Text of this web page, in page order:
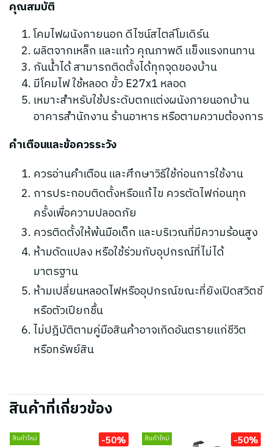
คุณสมบัติ
โคมไฟผนังภายนอก ดีไซน์สไตล์โมเดิร์น
ผลิตจากเหล็ก และแก้ว คุณภาพดี แข็งแรงทนทาน
กันน้ำได้ สามารถติดตั้งได้ทุกจุดของบ้าน
มีโคมไฟ ใช้หลอด ขั้ว E27x1 หลอด
เหมาะสำหรับใช้ประดับตกแต่งผนังภายนอกบ้าน
อาคารสำนักงาน ร้านอาหาร หรือตามความต้องการ
คำเตือนและข้อควรระวัง
ควรอ่านคำเตือน และศึกษาวิธีใช้ก่อนการใช้งาน
การประกอบติดตั้งหรือแก้ไข ควรตัดไฟก่อนทุก
ครั้งเพื่อความปลอดภัย
ควรติดตั้งให้พ้นมือเด็ก และบริเวณที่มีความร้อนสูง
ห้ามดัดแปลง หรือใช้ร่วมกับอุปกรณ์ที่ไม่ได้
มาตรฐาน
ห้ามเปลี่ยนหลอดไฟหรืออุปกรณ์ขณะที่ยังเปิดสวิตช์
หรือตัวเปียกชื้น
ไม่ปฎิบัติตามคู่มือสินค้าอาจเกิดอันตรายแก่ชีวิต
หรือทรัพย์สิน
สินค้าที่เกี่ยวข้อง
สินค้าใหม่ -50% สินค้าใหม่ -50%